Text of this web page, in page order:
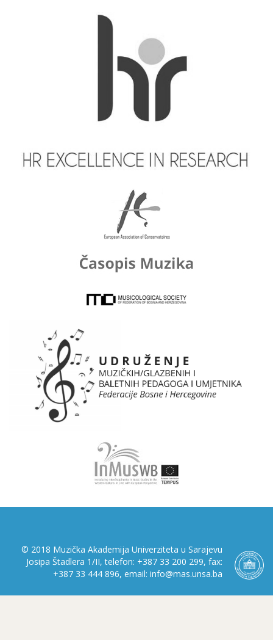
© 2018 Muzička Akademija Univerziteta u Sarajevu
Josipa Štadlera 1/II, telefon: +387 33 200 299, fax:
+387 33 444 896, email: info@mas.unsa.ba